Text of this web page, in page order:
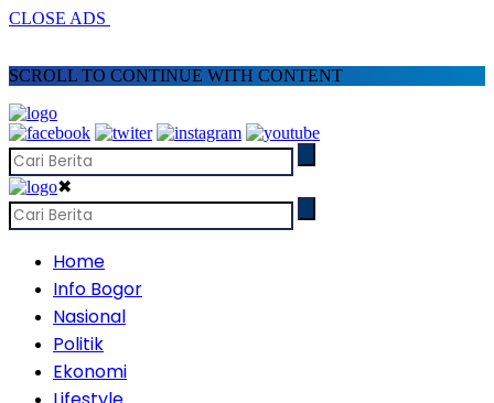
CLOSE ADS
SCROLL TO CONTINUE WITH CONTENT
✖
Home
Info Bogor
Nasional
Politik
Ekonomi